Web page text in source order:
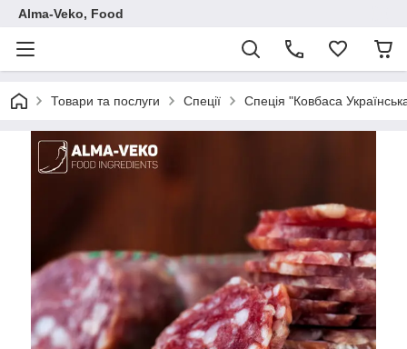
Аlma-Veko, Food
Товари та послуги Спеції Спеція "Ковбаса